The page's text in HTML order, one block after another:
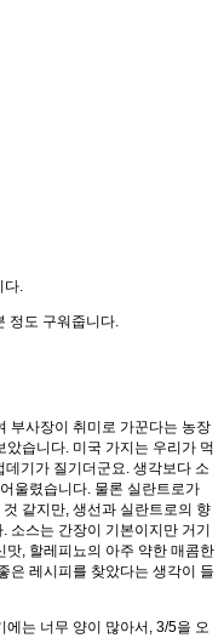
다.
정도 구워줍니다.
부사장이 취미로 가꾼다는 농장
습니다. 미국 가지는 우리가 먹
기가 질기더군요. 생각보다 소
울렸습니다. 물론 실란트로가
같지만, 생선과 실란트로의 향
소스는 간장이 기본이지만 거기
, 할레피뇨의 아주 약한 매콤한
은 레시피를 찾았다는 생각이 들
는 너무 양이 많아서, 3/5을 오